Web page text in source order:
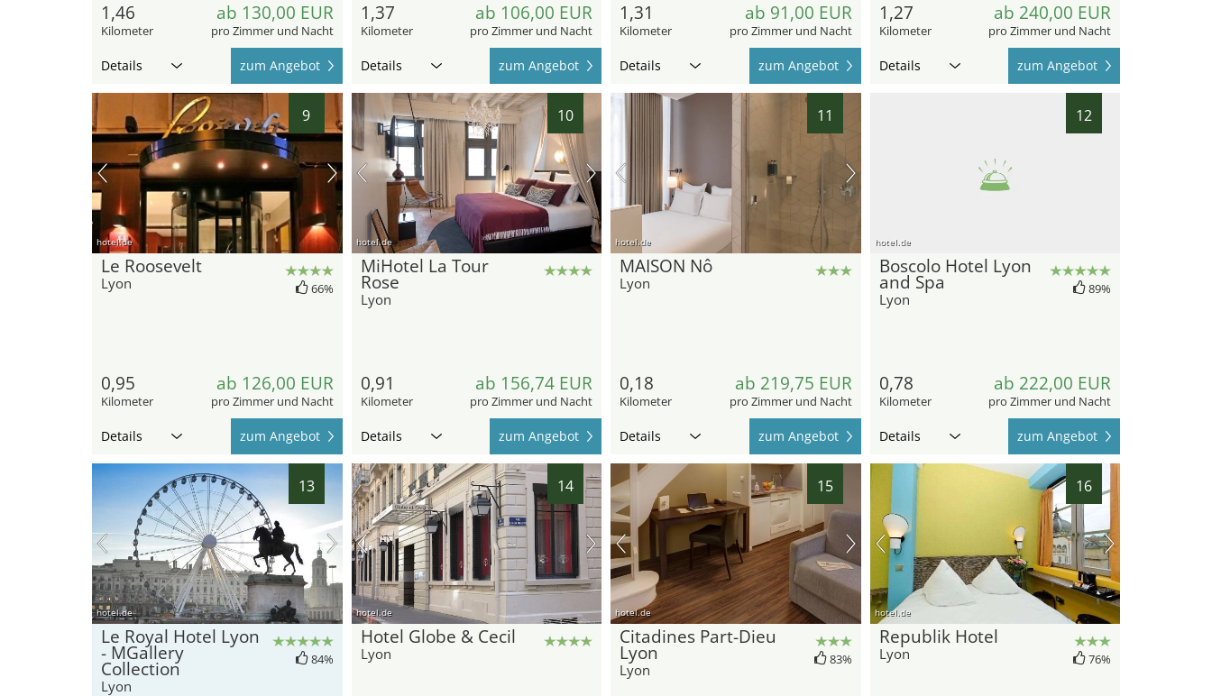
1,46
Kilometer
ab 130,00 EUR
pro Zimmer und Nacht
Details zum Angebot
1,37
Kilometer
ab 106,00 EUR
pro Zimmer und Nacht
Details zum Angebot
1,31
Kilometer
ab 91,00 EUR
pro Zimmer und Nacht
Details zum Angebot
1,27
Kilometer
ab 240,00 EUR
pro Zimmer und Nacht
Details zum Angebot
9
hotel.de
Le Roosevelt
Lyon 66%
0,95
Kilometer
ab 126,00 EUR
pro Zimmer und Nacht
Details zum Angebot
10
hotel.de
MiHotel La Tour
Rose
Lyon
0,91
Kilometer
ab 156,74 EUR
pro Zimmer und Nacht
Details zum Angebot
11
hotel.de
MAISON Nô
Lyon
0,18
Kilometer
ab 219,75 EUR
pro Zimmer und Nacht
Details zum Angebot
12
hotel.de
Boscolo Hotel Lyon
and Spa
Lyon
89%
0,78
Kilometer
ab 222,00 EUR
pro Zimmer und Nacht
Details zum Angebot
13
hotel.de
Le Royal Hotel Lyon
- MGallery
Collection
Lyon
84%
14
hotel.de
Hotel Globe & Cecil
Lyon
15
hotel.de
Citadines Part-Dieu
Lyon
Lyon
83%
16
hotel.de
Republik Hotel
Lyon 76%